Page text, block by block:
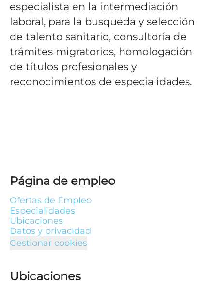
especialista en la intermediación
laboral, para la busqueda y selección
de talento sanitario, consultoría de
trámites migratorios, homologación
de títulos profesionales y
reconocimientos de especialidades.
Página de empleo
Ofertas de Empleo
Especialidades
Ubicaciones
Datos y privacidad
Gestionar cookies
Ubicaciones